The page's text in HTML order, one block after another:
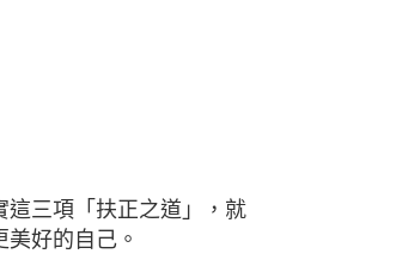
這三項「扶正之道」，就
好的自己。